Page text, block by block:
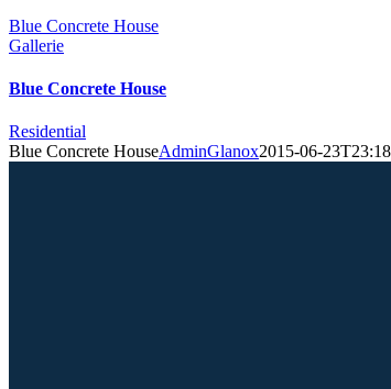
Blue Concrete House
Gallerie
Blue Concrete House
Residential
Blue Concrete HouseAdminGlanox2015-06-